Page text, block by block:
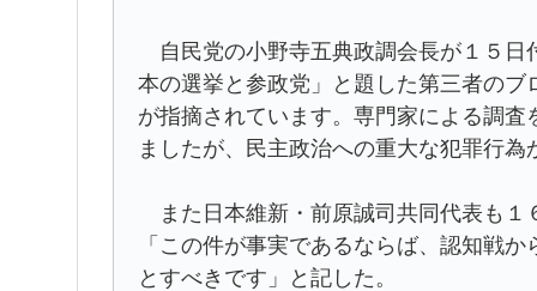
自民党の小野寺五典政調会長が１５日
本の選挙と参政党」と題した第三者の
が指摘されています。専門家による調
ましたが、民主政治への重大な犯罪行為
また日本維新・前原誠司共同代表も１
「この件が事実であるならば、認知戦
とすべきです」と記した。